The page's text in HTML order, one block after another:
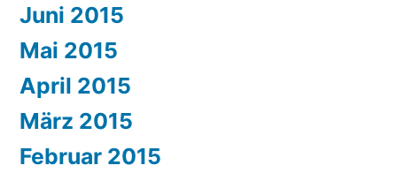
Juni 2015
Mai 2015
April 2015
März 2015
Februar 2015